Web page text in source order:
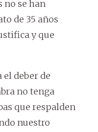
no se han
de 35 años
y que
deber de
no tenga
que respalden
nuestro